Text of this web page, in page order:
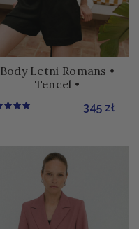
Body Letni Romans •
Tencel •
345 zł